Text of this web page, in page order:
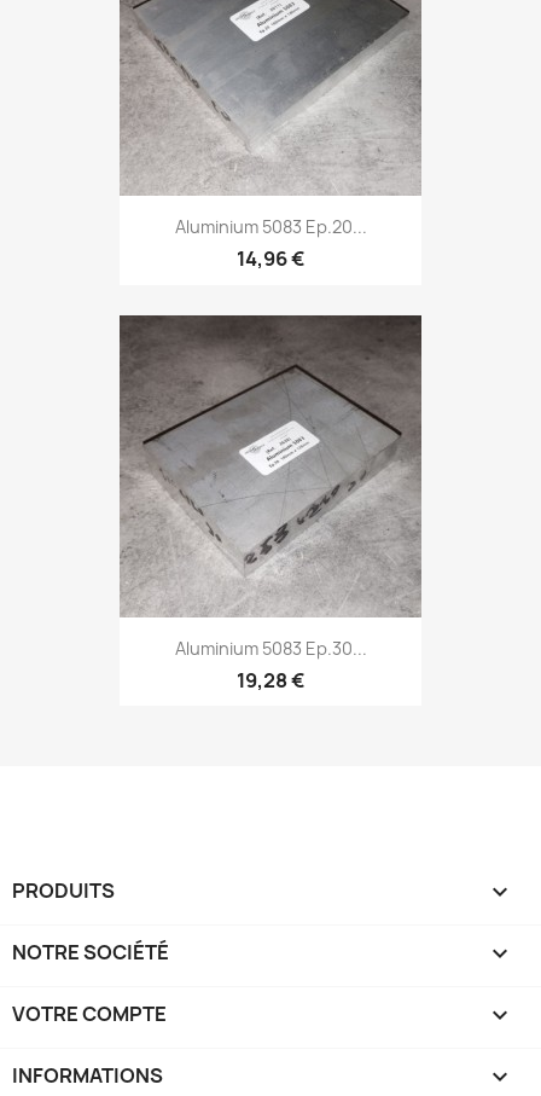
Aluminium 5083 Ep.20...
14,96 €
Aluminium 5083 Ep.30...
19,28 €
PRODUITS 
NOTRE SOCIÉTÉ 
VOTRE COMPTE 
INFORMATIONS keyboard_arrow_down